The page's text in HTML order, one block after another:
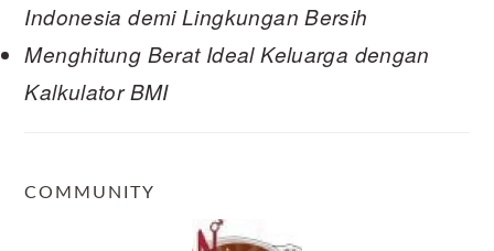
Indonesia demi Lingkungan Bersih
Menghitung Berat Ideal Keluarga dengan
Kalkulator BMI
COMMUNITY